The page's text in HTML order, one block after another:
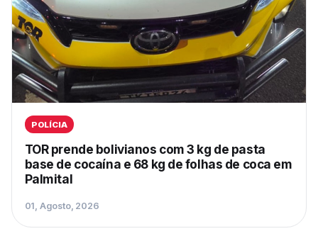
POLÍCIA
TOR prende bolivianos com 3 kg de pasta
base de cocaína e 68 kg de folhas de coca em
Palmital
01, Agosto, 2026